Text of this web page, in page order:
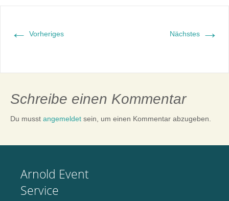
← Vorheriges Nächstes →
Schreibe einen Kommentar
Du musst angemeldet sein, um einen Kommentar abzugeben.
Arnold Event
Service